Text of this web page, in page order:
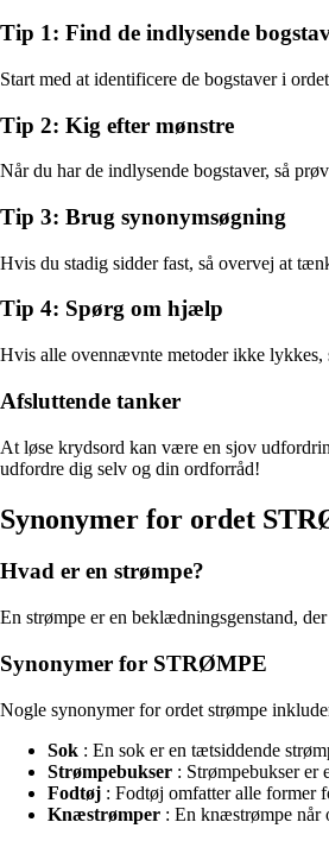
Tip 1: Find de indlysende
Start med at identificere de bogstaver i
Tip 2: Kig efter mønstre
Når du har de indlysende bogstaver, så
Tip 3: Brug synonymsøgning
Hvis du stadig sidder fast, så overvej at
Tip 4: Spørg om hjælp
Hvis alle ovennævnte metoder ikke
Afsluttende tanker
At løse krydsord kan være en sjov
udfordre dig selv og din ordforråd!
Synonymer for ordet
Hvad er en strømpe?
En strømpe er en beklædningsgenstand,
Synonymer for STRØMPE
Nogle synonymer for ordet strømpe
Sok : En sok er en tætsiddende
Strømpebukser : Strømpebukser er
Fodtøj : Fodtøj omfatter alle former
Knæstrømper : En knæstrømpe når